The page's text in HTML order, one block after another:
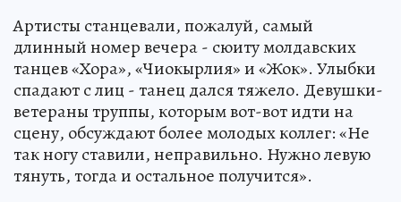
Артисты станцевали, пожалуй, самый
длинный номер вечера - сюиту молдавских
танцев «Хора», «Чиокырлия» и «Жок». Улыбки
спадают с лиц - танец дался тяжело. Девушки-
ветераны труппы, которым вот-вот идти на
сцену, обсуждают более молодых коллег: «Не
так ногу ставили, неправильно. Нужно левую
тянуть, тогда и остальное получится».